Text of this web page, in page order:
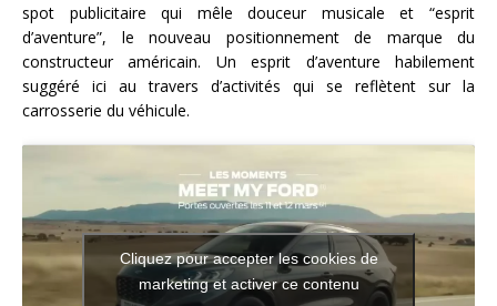
spot publicitaire qui mêle douceur musicale et “esprit
d’aventure”, le nouveau positionnement de marque du
constructeur américain. Un esprit d’aventure habilement
suggéré ici au travers d’activités qui se reflètent sur la
carrosserie du véhicule.
Cliquez pour accepter les cookies de
marketing et activer ce contenu